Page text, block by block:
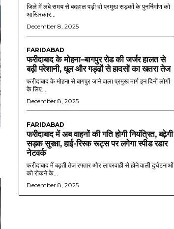
जिले में लंबे समय से बदहाल पड़ी दो प्रमुख सड़कों के पुनर्निर्माण को
आखिरकार...
December 8, 2025
FARIDABAD
फरीदाबाद के मोहना–बागपुर रोड की जर्जर हालत से
बढ़ी परेशानी, धूल और गड्ढों से हादसों का खतरा तेज
फरीदाबाद के मोहना से बागपुर जाने वाला प्रमुख मार्ग इन दिनों लोगों
के लिए...
December 8, 2025
FARIDABAD
फरीदाबाद में अब वाहनों की गति होगी नियंत्रित, बढ़ेगी
सड़क सुरक्षा, हाई-रिस्क रूट्स पर लगेगा स्पीड रडार
नेटवर्क
फरीदाबाद में बढ़ती तेज रफ्तार और लापरवाही से होने वाली दुर्घटनाओं
को रोकने के...
December 8, 2025